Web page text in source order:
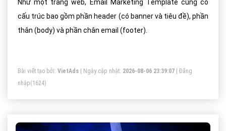
Như một trang web, Email Marketing Template cũng có
cấu trúc bao gồm phần header (có banner và tiêu đề), phần
thân (body) và phần chân email (footer).
Bài viết tạo bởi: VietAds | Ngày cập nhật: 2026-08-06 23:39:07
Đăng
nhập(1624)